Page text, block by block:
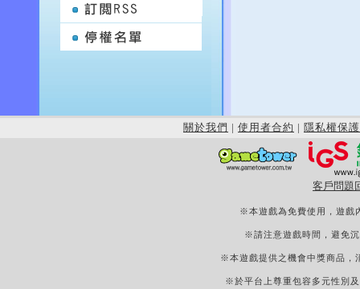
關於我們 | 使用者合約 | 隱私權保護
客戶問題
※本遊戲為免費使用，遊戲
※請注意遊戲時間，避免
※本遊戲提供之機會中獎商品，
※於平台上尊重包容多元性別